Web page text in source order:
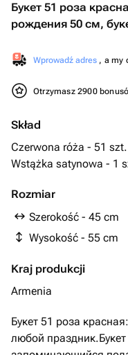
Букет 51 роза
рождения 50 см,
Wprowadź adres , a my
Otrzymasz 2900
Skład
Czerwona róża - 51 szt.
Wstążka satynowa - 1
Rozmiar
Szerokość - 45 cm
Wysokość - 55 cm
Kraj produkcji
Armenia
Букет 51 роза
любой